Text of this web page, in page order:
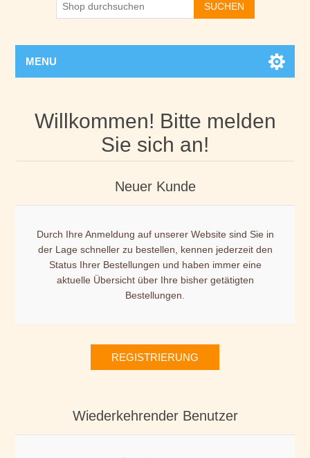
SUCHEN
MENU
Willkommen! Bitte melden
Sie sich an!
Neuer Kunde
Durch Ihre Anmeldung auf unserer Website sind Sie in
der Lage schneller zu bestellen, kennen jederzeit den
Status Ihrer Bestellungen und haben immer eine
aktuelle Übersicht über Ihre bisher getätigten
Bestellungen.
REGISTRIERUNG
Wiederkehrender Benutzer